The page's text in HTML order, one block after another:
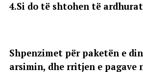
4.Si do të shtohen të ardhurat
Shpenzimet për paketën e
arsimin, dhe rritjen e pagave